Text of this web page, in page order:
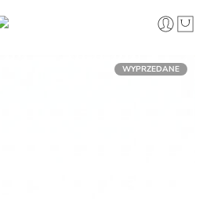
WYPRZEDANE